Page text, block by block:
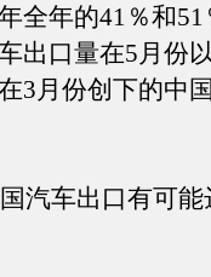
全年的41％和
出口量在5月份
3月份创下的中
车出口有可能